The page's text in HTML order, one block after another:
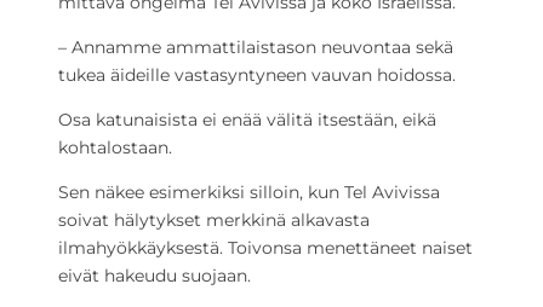
– Annamme ammattilaistason neuvontaa sekä
tukea äideille vastasyntyneen vauvan hoidossa.
Osa katunaisista ei enää välitä itsestään, eikä
kohtalostaan.
Sen näkee esimerkiksi silloin, kun Tel Avivissa
soivat hälytykset merkkinä alkavasta
ilmahyökkäyksestä. Toivonsa menettäneet naiset
eivät hakeudu suojaan.